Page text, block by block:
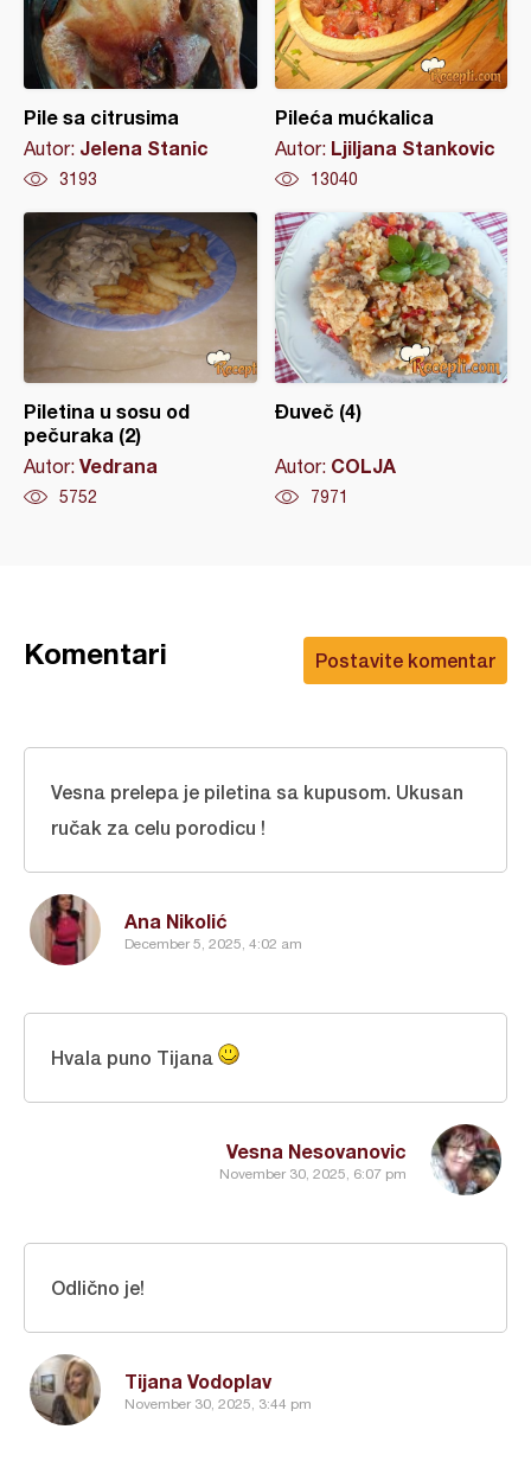
Pile sa citrusima
Autor: Jelena Stanic
3193
Pileća mućkalica
Autor: Ljiljana Stankovic
13040
Piletina u sosu od
pečuraka (2)
Autor: Vedrana
5752
Đuveč (4)
Autor: COLJA
7971
Postavite komentar
Komentari
Ana Nikolić
December 5, 2025, 4:02 am
Vesna prelepa je piletina sa kupusom. Ukusan
ručak za celu porodicu !
Vesna Nesovanovic
November 30, 2025, 6:07 pm
Hvala puno Tijana
Tijana Vodoplav
November 30, 2025, 3:44 pm
Odlično je!